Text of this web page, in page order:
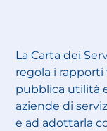
La Carta dei
regola i rapporti
pubblica utilità
aziende di
e ad adottarla